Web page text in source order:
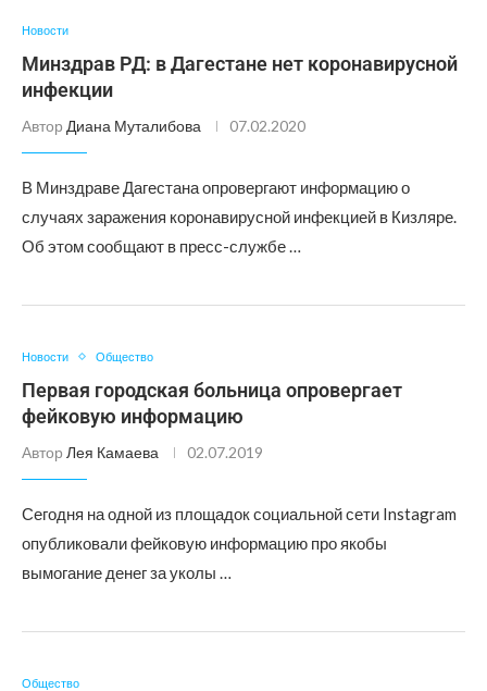
Новости
Минздрав РД: в Дагестане нет коронавирусной
инфекции
Автор Диана Муталибова 07.02.2020
В Минздраве Дагестана опровергают информацию о
случаях заражения коронавирусной инфекцией в Кизляре.
Об этом сообщают в пресс-службе …
Новости Общество
Первая городская больница опровергает
фейковую информацию
Автор Лея Камаева 02.07.2019
Сегодня на одной из площадок социальной сети Instagram
опубликовали фейковую информацию про якобы
вымогание денег за уколы …
Общество